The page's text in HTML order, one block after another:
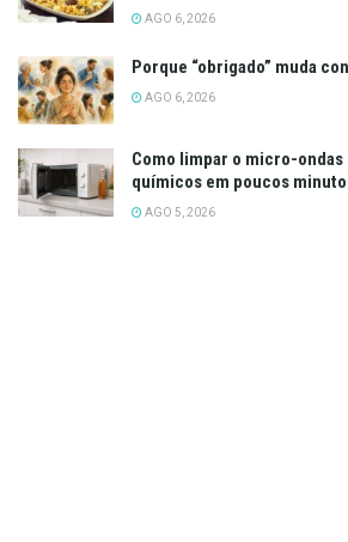
AGO 6, 2026
Porque “obrigado” muda
AGO 6, 2026
Como limpar o micro-
químicos em poucos
AGO 5, 2026